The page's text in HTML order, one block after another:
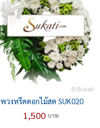
พวงหรีดดอกไม้สด SUK020
1,500 บาท